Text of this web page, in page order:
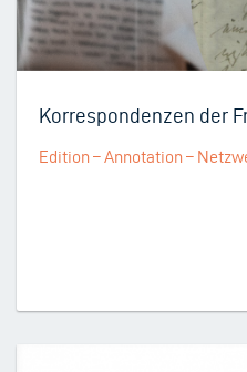
Korrespondenzen der
Edition – Annotation –